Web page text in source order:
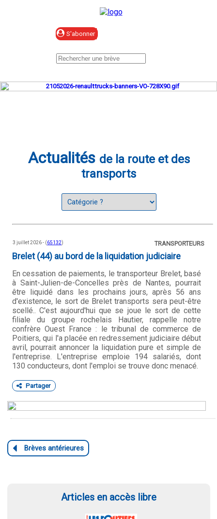
Actualités de la route et des
transports
3 juillet 2026 - (65132) TRANSPORTEURS
Brelet (44) au bord de la liquidation judiciaire
En cessation de paiements, le transporteur Brelet, basé
à Saint-Julien-de-Concelles près de Nantes, pourrait
être liquidé dans les prochains jours, après 56 ans
d'existence, le sort de Brelet transports sera peut-être
scellé.. C'est aujourd'hui que se joue le sort de cette
filiale du groupe rochelais Hautier, rappelle notre
confrère Ouest France : le tribunal de commerce de
Poitiers, qui l'a placée en redressement judiciaire début
avril, pourrait annoncer la liquidation pure et simple de
l'entreprise. L'entreprise emploie 194 salariés, dont
130 conducteurs, dont l'emploi se trouve donc menacé.
Partager
Articles en accès libre